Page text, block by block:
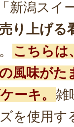
新潟スイ
り上げる
こちらは
風味がた
ーキ。 雑
を使用す